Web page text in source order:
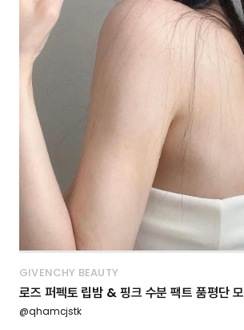
GIVENCHY BEAUTY
로즈 퍼펙토 립밤 & 핑크 수분 팩트 품평단
@qhamcjstk